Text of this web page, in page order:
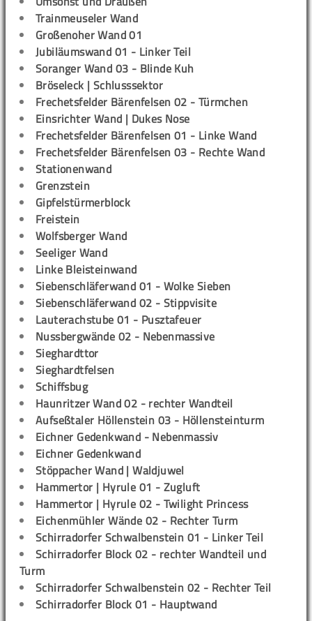
Trainmeuseler Wand
Großenoher Wand 01
Jubiläumswand 01 - Linker Teil
Soranger Wand 03 - Blinde Kuh
Bröseleck | Schlusssektor
Frechetsfelder Bärenfelsen 02 - Türmchen
Einsrichter Wand | Dukes Nose
Frechetsfelder Bärenfelsen 01 - Linke Wand
Frechetsfelder Bärenfelsen 03 - Rechte Wand
Stationenwand
Grenzstein
Gipfelstürmerblock
Freistein
Wolfsberger Wand
Seeliger Wand
Linke Bleisteinwand
Siebenschläferwand 01 - Wolke Sieben
Siebenschläferwand 02 - Stippvisite
Lauterachstube 01 - Pusztafeuer
Nussbergwände 02 - Nebenmassive
Sieghardttor
Sieghardtfelsen
Schiffsbug
Haunritzer Wand 02 - rechter Wandteil
Aufseßtaler Höllenstein 03 - Höllensteinturm
Eichner Gedenkwand - Nebenmassiv
Eichner Gedenkwand
Stöppacher Wand | Waldjuwel
Hammertor | Hyrule 01 - Zugluft
Hammertor | Hyrule 02 - Twilight Princess
Eichenmühler Wände 02 - Rechter Turm
Schirradorfer Schwalbenstein 01 - Linker Teil
Schirradorfer Block 02 - rechter Wandteil und
Turm
Schirradorfer Schwalbenstein 02 - Rechter Teil
Schirradorfer Block 01 - Hauptwand